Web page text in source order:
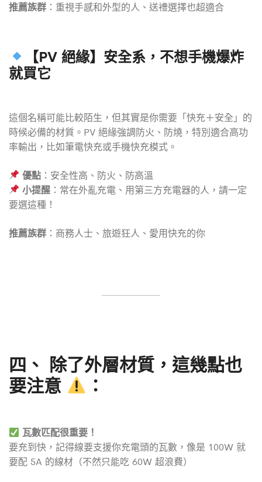
推薦族群 ：重視手感和外型的人、送禮選擇也超適合
【PV 絕緣】安全系，不想手機爆炸
就買它
這個名稱可能比較陌生，但其實是你需要「快充＋安全」的
時候必備的材質。PV 絕緣強調防火、防燒，特別適合高功
率輸出，比如筆電快充或手機快充模式。
優點 ：安全性高、防火、防高溫
小提醒 ：常在外亂充電、用第三方充電器的人，請一定
要選這種！
推薦族群 ：商務人士、旅遊狂人、愛用快充的你
四、 除了外層材質，這幾點也
要注意
：
瓦數匹配很重要！
要充到快，記得線要支援你充電頭的瓦數，像是 100W 就
要配 5A 的線材（不然只能吃 60W 超浪費）